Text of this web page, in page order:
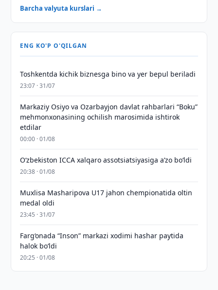
Barcha valyuta kurslari →
ENG KO'P O'QILGAN
Toshkentda kichik biznesga bino va yer bepul beriladi
23:07 · 31/07
Markaziy Osiyo va Ozarbayjon davlat rahbarlari “Boku”
mehmonxonasining ochilish marosimida ishtirok
etdilar
00:00 · 01/08
O‘zbekiston ICCA xalqaro assotsiatsiyasiga aʼzo bo‘ldi
20:38 · 01/08
Muxlisa Masharipova U17 jahon chempionatida oltin
medal oldi
23:45 · 31/07
Farg‘onada “Inson” markazi xodimi hashar paytida
halok bo‘ldi
20:25 · 01/08